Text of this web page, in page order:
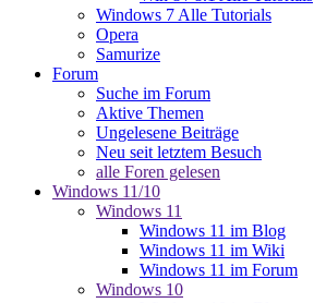
Windows 7 Alle Tutorials
Opera
Samurize
Forum
Suche im Forum
Aktive Themen
Ungelesene Beiträge
Neu seit letztem Besuch
alle Foren gelesen
Windows 11/10
Windows 11
Windows 11 im Blog
Windows 11 im Wiki
Windows 11 im Forum
Windows 10